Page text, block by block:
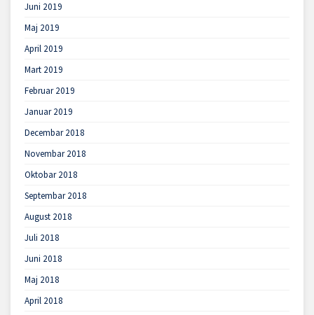
Juni 2019
Maj 2019
April 2019
Mart 2019
Februar 2019
Januar 2019
Decembar 2018
Novembar 2018
Oktobar 2018
Septembar 2018
August 2018
Juli 2018
Juni 2018
Maj 2018
April 2018